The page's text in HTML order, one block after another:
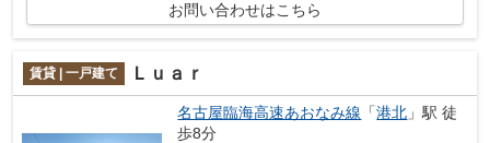
お問い合わせはこちら
賃貸 | 一戸建て Ｌｕａｒ
名古屋臨海高速あおなみ線 「港北 」駅 徒
歩8分